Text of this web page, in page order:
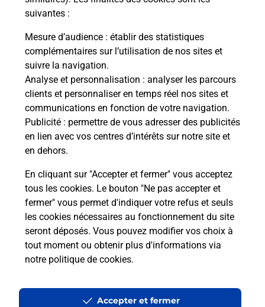
suivantes :
Mesure d’audience : établir des statistiques
complémentaires sur l’utilisation de nos sites et
suivre la navigation.
Analyse et personnalisation : analyser les parcours
clients et personnaliser en temps réel nos sites et
communications en fonction de votre navigation.
Publicité : permettre de vous adresser des publicités
en lien avec vos centres d’intérêts sur notre site et
en dehors.
En cliquant sur "Accepter et fermer" vous acceptez
tous les cookies. Le bouton "Ne pas accepter et
fermer" vous permet d'indiquer votre refus et seuls
les cookies nécessaires au fonctionnement du site
seront déposés. Vous pouvez modifier vos choix à
tout moment ou obtenir plus d'informations via
notre politique de cookies.
Accepter et fermer
La Poste
Fermé-ouvre mardi à 09h00
MAIL DE THORIGNY
CENTRE COMMERCIAL DE THORIGNY
COURCOURONNES
91080
EVRY COURCOURONNES
En savoir plus
Malin !
La Poste
en ligne
Ouvert 24h/24